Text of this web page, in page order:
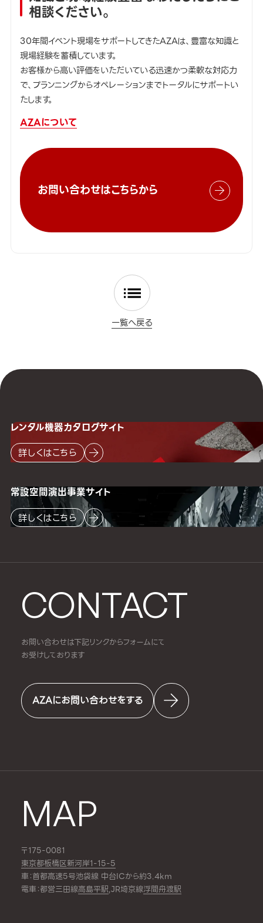
相談ください。
30年間イベント現場をサポートしてきたAZAは、豊富な知識と
現場経験を蓄積しています。
お客様から高い評価をいただいている迅速かつ柔軟な対応力
で、プランニングからオペレーションまでトータルにサポートい
たします。
AZAについて
お問い合わせはこちらから
一覧へ戻る
CONTACT
お問い合わせは下記リンクからフォームにて
お受けしております
AZAにお問い合わせをする
MAP
〒175-0081
東京都板橋区新河岸1-15-5
車：首都高速5号池袋線 中台ICから約3.4km
電車：都営三田線高島平駅,JR埼京線浮間舟渡駅
レンタル機器カタログサイト
詳しくはこちら
常設空間演出事業サイト
詳しくはこちら